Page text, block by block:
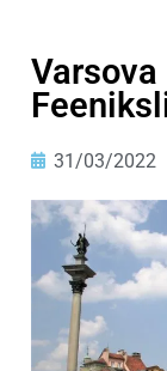
31/03/2022